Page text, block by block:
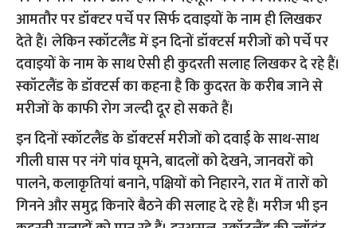
आमतौर पर डॉक्‍टर पर्चे पर सिर्फ दवाइयों के नाम ही लिखकर
देते हैं। लेकिन स्‍कॉटलैंड में इन दिनों डॉक्‍टर्स मरीजों को पर्चे पर
दवाइयों के नाम के साथ ऐसी ही कुदरती सलाह लिखकर दे रहे हैं।
स्‍कॉटलैंड के डॉक्‍टर्स का कहना है कि कुदरत के करीब जाने से
मरीजों के काफी रोग जल्‍दी दूर हो सकते हैं।
इन दिनों स्‍कॉटलैंड के डॉक्‍टर्स मरीजों को दवाई के साथ-साथ
गीली घास पर नंगे पांव घूमने, बादलों को देखने, जानवरों को
पालने, कलाकृतियां बनाने, पक्षियों को निहारने, रात में तारों को
गिनने और समुद्र किनारे बैठने की सलाह दे रहे हैं। मरीज भी इन